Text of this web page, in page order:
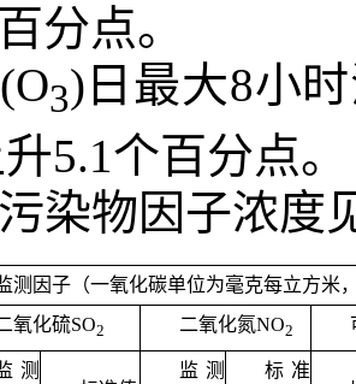
分点。
3)日最大8小
5.1个百分点。
染物因子浓度
测因子（一氧化碳单位为毫克每立方米
氧化硫SO2 二氧化氮NO2
测
监测
标准